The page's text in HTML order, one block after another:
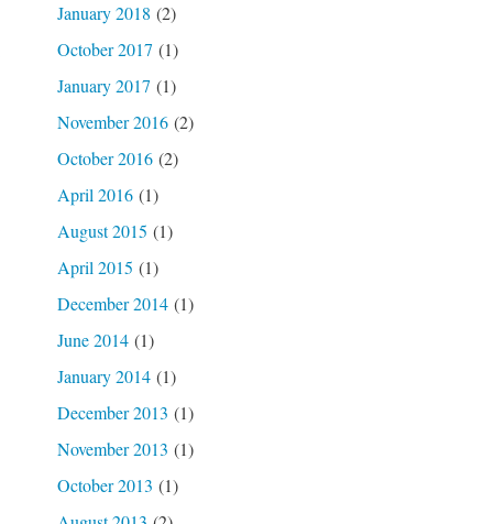
January 2018 (2)
October 2017 (1)
January 2017 (1)
November 2016(2)
October 2016(2)
April 2016(1)
August 2015 (1)
April 2015 (1)
December 2014(1)
June 2014(1)
January 2014(1)
December 2013 (1)
November 2013 (1)
October 2013 (1)